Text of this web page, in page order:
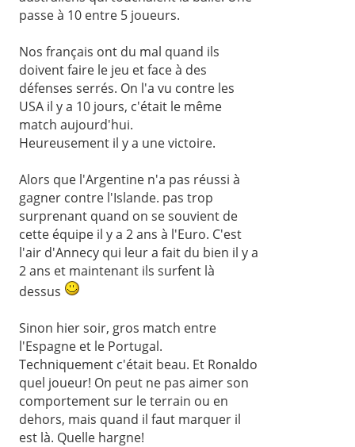
passe à 10 entre 5 joueurs.
Nos français ont du mal quand ils
doivent faire le jeu et face à des
défenses serrés. On l'a vu contre les
USA il y a 10 jours, c'était le même
match aujourd'hui.
Heureusement il y a une victoire.
Alors que l'Argentine n'a pas réussi à
gagner contre l'Islande. pas trop
surprenant quand on se souvient de
cette équipe il y a 2 ans à l'Euro. C'est
l'air d'Annecy qui leur a fait du bien il y a
2 ans et maintenant ils surfent là
dessus
Sinon hier soir, gros match entre
l'Espagne et le Portugal.
Techniquement c'était beau. Et Ronaldo
quel joueur! On peut ne pas aimer son
comportement sur le terrain ou en
dehors, mais quand il faut marquer il
est là. Quelle hargne!